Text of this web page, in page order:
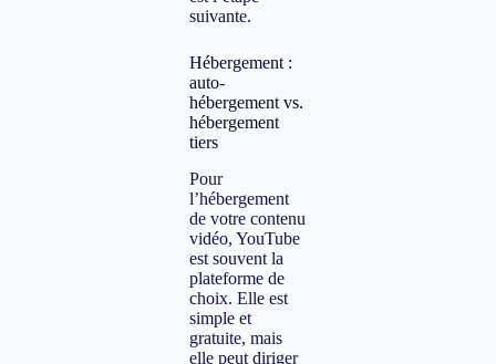
suivante.
Hébergement :
auto-
hébergement vs.
hébergement
tiers
Pour
l’hébergement
de votre contenu
vidéo, YouTube
est souvent la
plateforme de
choix. Elle est
simple et
gratuite, mais
elle peut diriger